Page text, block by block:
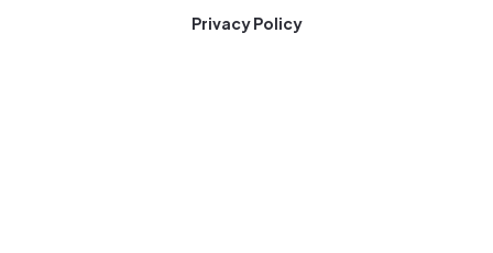
Privacy Policy